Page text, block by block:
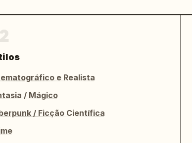
e Realista
/ Mágico
/ Ficção Científica